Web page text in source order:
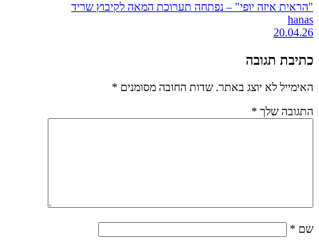
"הראית איזה יופי" – נפתחה תערוכת המאה לקיבוץ שריד
hanas
20.04.26
כתיבת תגובה
האימייל לא יוצג באתר. שדות החובה מסומנים *
התגובה שלך *
שם *